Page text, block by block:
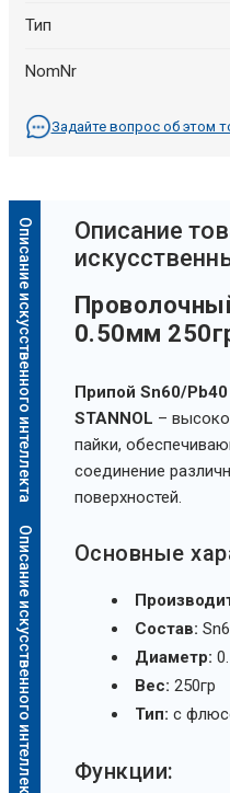
Тип
NomNr
Задайте вопрос об этом
Описание искусственного интеллекта
Описание искусственного интеллекта
Oписание
0.50мм
Припой Sn60/
STANNOL –
пайки,
соединение
поверхностей.
Основные
Состав:
Диаметр:
Вес: 250гр
Тип: с
Функции: